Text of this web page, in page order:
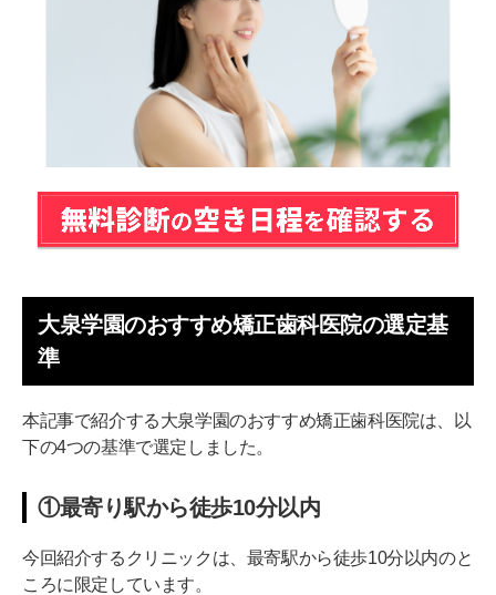
【大泉学園駅徒歩1分】齋藤歯科医院
大泉学園のおすすめマウスピース矯正歯科2医院
【大泉学園駅直結】大泉学園の歯科・矯正歯科
【大泉学園駅徒歩6分】医療法人社団口幸会つつみ歯科
医院
大泉学園の矯正歯科医院一覧
大泉学園で安心して通える矯正歯科を選ぶ5つのポ
①矯正治療の実績があるドクターが在籍している
③費用の安さだけで選ばない
④ドクターやスタッフと相性がいいクリニックを選ぶ
⑤ネット上の口コミ人気だけで判断しない
大泉学園のおすすめ矯正歯科医院の選定基
準
本記事で紹介する大泉学園のおすすめ矯正歯科医院は、以
下の4つの基準で選定しました。
①最寄り駅から徒歩10分以内
今回紹介するクリニックは、最寄駅から徒歩10分以内のと
ころに限定しています。